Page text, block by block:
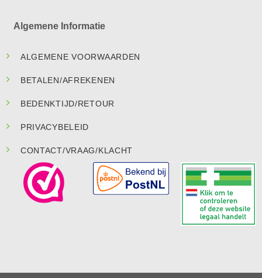
Algemene Informatie
ALGEMENE VOORWAARDEN
BETALEN/AFREKENEN
BEDENKTIJD/RETOUR
PRIVACYBELEID
CONTACT/VRAAG/KLACHT